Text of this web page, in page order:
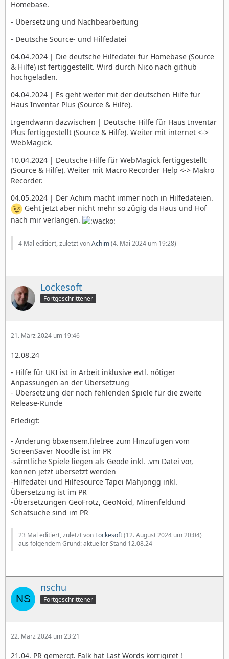
Homebase.
- Übersetzung und Nachbearbeitung
- Deutsche Source- und Hilfedatei
04.04.2024 | Die deutsche Hilfedatei für Homebase (Source
& Hilfe) ist fertiggestellt. Wird durch Nico nach github
hochgeladen.
04.04.2024 | Es geht weiter mit der deutschen Hilfe für
Haus Inventar Plus (Source & Hilfe).
Irgendwann dazwischen | Deutsche Hilfe für Haus Inventar
Plus fertiggestellt (Source & Hilfe). Weiter mit internet <->
WebMagick.
10.04.2024 | Deutsche Hilfe für WebMagick fertiggestellt
(Source & Hilfe). Weiter mit Macro Recorder Help <-> Makro
Recorder.
04.05.2024 | Der Achim macht immer noch in Hilfedateien.
Geht jetzt aber nicht mehr so zügig da Haus und Hof
nach mir verlangen.
4 Mal editiert, zuletzt vonAchim(4. Mai 2024 um 19:28)
Lockesoft
Fortgeschrittener
21. März 2024 um 19:46
12.08.24
- Hilfe für UKI ist in Arbeit inklusive evtl. nötiger
Anpassungen an der Übersetzung
- Übersetzung der noch fehlenden Spiele für die zweite
Release-Runde
Erledigt:
- Änderung bbxensem.filetree zum Hinzufügen vom
ScreenSaver Noodle ist im PR
-sämtliche Spiele liegen als Geode inkl. .vm Datei vor,
können jetzt übersetzt werden
-Hilfedatei und Hilfesource Tapei Mahjongg inkl.
Übersetzung ist im PR
-Übersetzungen GeoFrotz, GeoNoid, Minenfeldund
Schatsuche sind im PR
23 Mal editiert, zuletzt von Lockesoft(12. August 2024 um 20:04)
aus folgendem Grund: aktueller Stand 12.08.24
nschu
Fortgeschrittener
22. März 2024 um 23:21
21.04. PR gemergt. Falk hat Last Words korrigiret !